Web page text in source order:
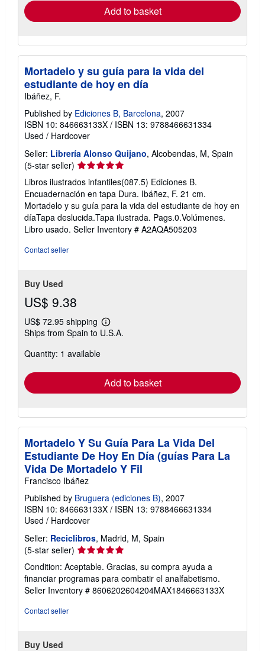
Add to basket
Mortadelo y su guía para la vida del
estudiante de hoy en día
Ibáñez, F.
Published by Ediciones B, Barcelona, 2007
ISBN 10: 846663133X / ISBN 13: 9788466631334
Used / Hardcover
Seller: Librería Alonso Quijano, Alcobendas, M, Spain
(5-star seller) Seller
rating
5
out
of
5
stars
Libros ilustrados infantiles(087.5) Ediciones B.
Encuadernación en tapa Dura. Ibáñez, F. 21 cm.
Mortadelo y su guía para la vida del estudiante de hoy en
díaTapa deslucida.Tapa ilustrada. Pags.0.Volúmenes.
Libro usado. Seller Inventory # A2AQA505203
Contact seller
Buy Used
US$ 9.38
US$ 72.95 shipping
Learn
more
Ships from Spain to U.S.A.
Quantity: 1 available
Add to basket
Mortadelo Y Su Guía Para La Vida Del
Estudiante De Hoy En Día (guías Para La
Vida De Mortadelo Y Fil
Francisco Ibáñez
Published by Bruguera (ediciones B), 2007
ISBN 10: 846663133X / ISBN 13: 9788466631334
Used / Hardcover
Seller: Reciclibros, Madrid, M, Spain
(5-star seller) Seller
rating
5
out
of
Condition: Aceptable. Gracias, su compra ayuda a
financiar programas para combatir el analfabetismo.
Seller Inventory # 8606202604204MAX1846663133X
Contact seller
Buy Used